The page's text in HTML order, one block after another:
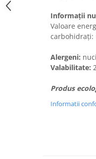
Informații
Valoare
carbohidrați:
Alergeni:
Valabilitate:
Produs
Informatii